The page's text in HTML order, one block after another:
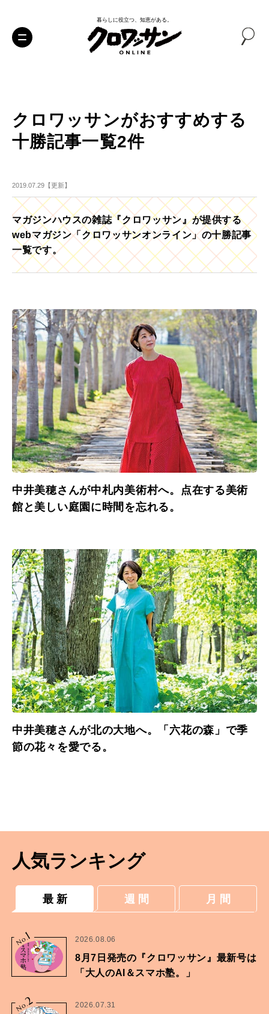
暮らしに役立つ、知恵がある。
クロワッサンがおすすめする
十勝記事一覧2件
2019.07.29【更新】
マガジンハウスの雑誌『クロワッサン』が提供する
webマガジン「クロワッサンオンライン」の十勝記事
一覧です。
中井美穂さんが中札内美術村へ。点在する美術
館と美しい庭園に時間を忘れる。
中井美穂さんが北の大地へ。「六花の森」で季
節の花々を愛でる。
人気ランキング
最 新 週 間 月 間
No.
1 2026.08.06
8月7日発売の『クロワッサン』最新号は
「大人のAI＆スマホ塾。」
No.2 2026.07.31